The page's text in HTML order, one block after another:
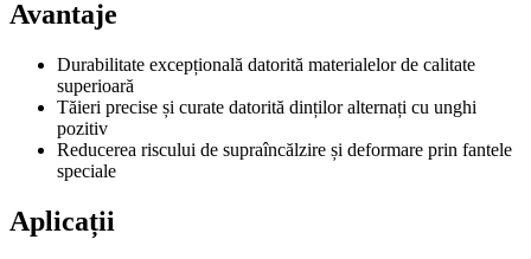
Avantaje
Durabilitate excepțională datorită materialelor de calitate
superioară
Tăieri precise și curate datorită dinților alternați cu unghi
pozitiv
Reducerea riscului de supraîncălzire și deformare prin fantele
speciale
Aplicații